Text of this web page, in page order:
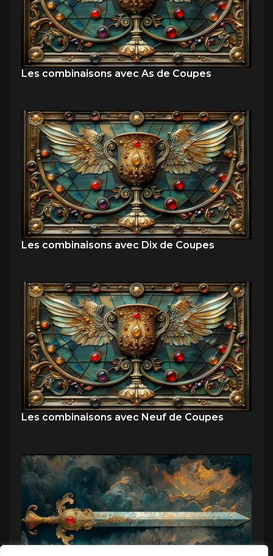
Les combinaisons avec As de Coupes
Les combinaisons avec Dix de Coupes
Les combinaisons avec Neuf de Coupes